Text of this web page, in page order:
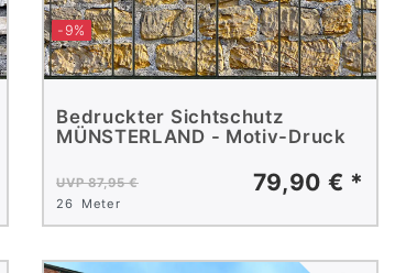
-9%
Bedruckter Sichtschutz
MÜNSTERLAND - Motiv-Druck
UVP 87,95 € 79,90 € *
26 Meter